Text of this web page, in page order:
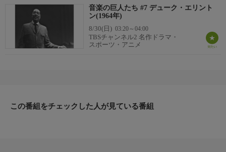
音楽の巨人たち #7 デューク・エリント
ン(1964年)
8/30(日) 03:20～04:00
TBSチャンネル2 名作ドラマ・
スポーツ・アニメ
この番組をチェックした人が見ている番組